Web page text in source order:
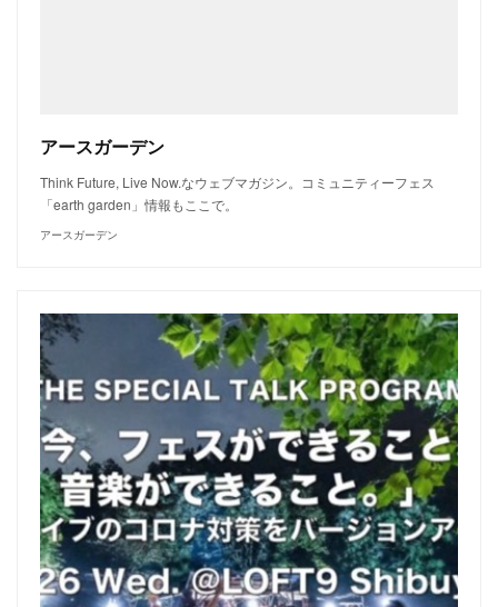
アースガーデン
Think Future, Live Now.なウェブマガジン。コミュニティーフェス
「earth garden」情報もここで。
アースガーデン